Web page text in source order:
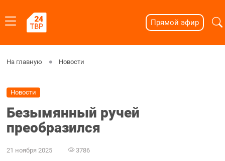
Прямой эфир
На главную Новости
Новости
Безымянный ручей
преобразился
21 ноября 2025 3786